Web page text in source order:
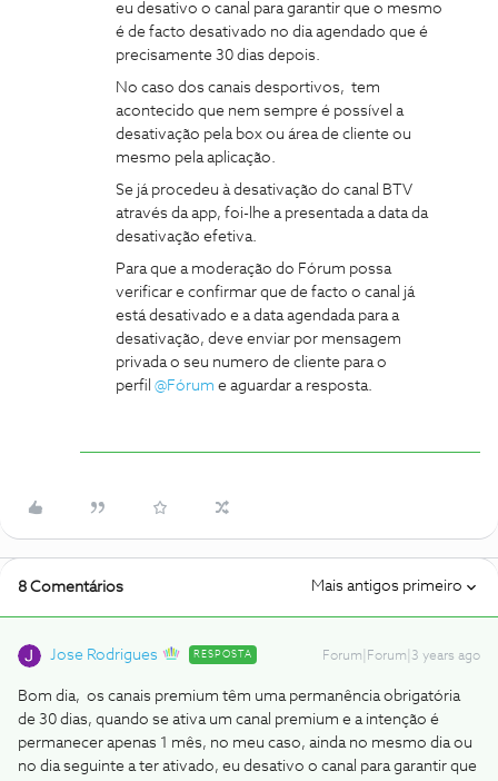
eu desativo o canal para garantir que o mesmo
é de facto desativado no dia agendado que é
precisamente 30 dias depois.
No caso dos canais desportivos, tem
acontecido que nem sempre é possível a
desativação pela box ou área de cliente ou
mesmo pela aplicação.
Se já procedeu à desativação do canal BTV
através da app, foi-lhe a presentada a data da
desativação efetiva.
Para que a moderação do Fórum possa
verificar e confirmar que de facto o canal já
está desativado e a data agendada para a
desativação, deve enviar por mensagem
privada o seu numero de cliente para o
perfil @Fórum e aguardar a resposta.
8 Comentários Mais antigos primeiro
Jose Rodrigues RESPOSTA Forum|Forum|3 years ago
Bom dia, os canais premium têm uma permanência obrigatória
de 30 dias, quando se ativa um canal premium e a intenção é
permanecer apenas 1 mês, no meu caso, ainda no mesmo dia ou
no dia seguinte a ter ativado, eu desativo o canal para garantir que